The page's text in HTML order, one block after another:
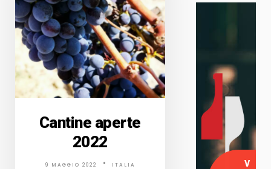
Cantine aperte
2022
9 MAGGIO 2022 ITALIA
V